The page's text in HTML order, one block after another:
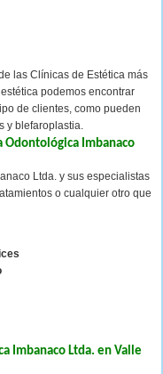
las Clínicas de Estética más
podemos encontrar
de clientes, como pueden
y blefaroplastia.
Odontológica Imbanaco
Ltda. y sus especialistas
o cualquier otro que
Imbanaco Ltda. en Valle